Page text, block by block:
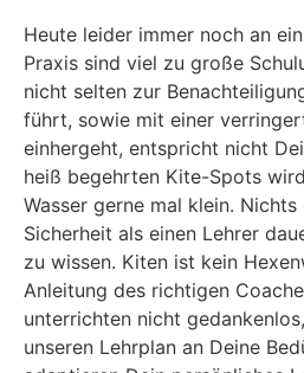
Heute leider immer noch an
Praxis sind viel zu große
nicht selten zur
führt, sowie mit einer
einhergeht, entspricht nicht
heiß begehrten Kite-Spots
Wasser gerne mal klein.
Sicherheit als einen Lehrer
zu wissen. Kiten ist kein
Anleitung des richtigen
unterrichten nicht
unseren Lehrplan an Deine